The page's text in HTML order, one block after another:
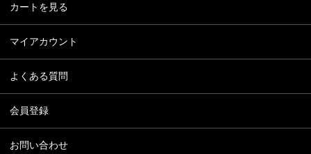
カートを見る
マイアカウント
よくある質問
会員登録
お問い合わせ